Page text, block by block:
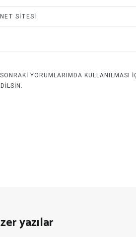
SITESI
YORUMLARIMDA
yazılar